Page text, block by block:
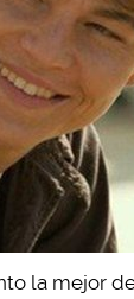
la mejor